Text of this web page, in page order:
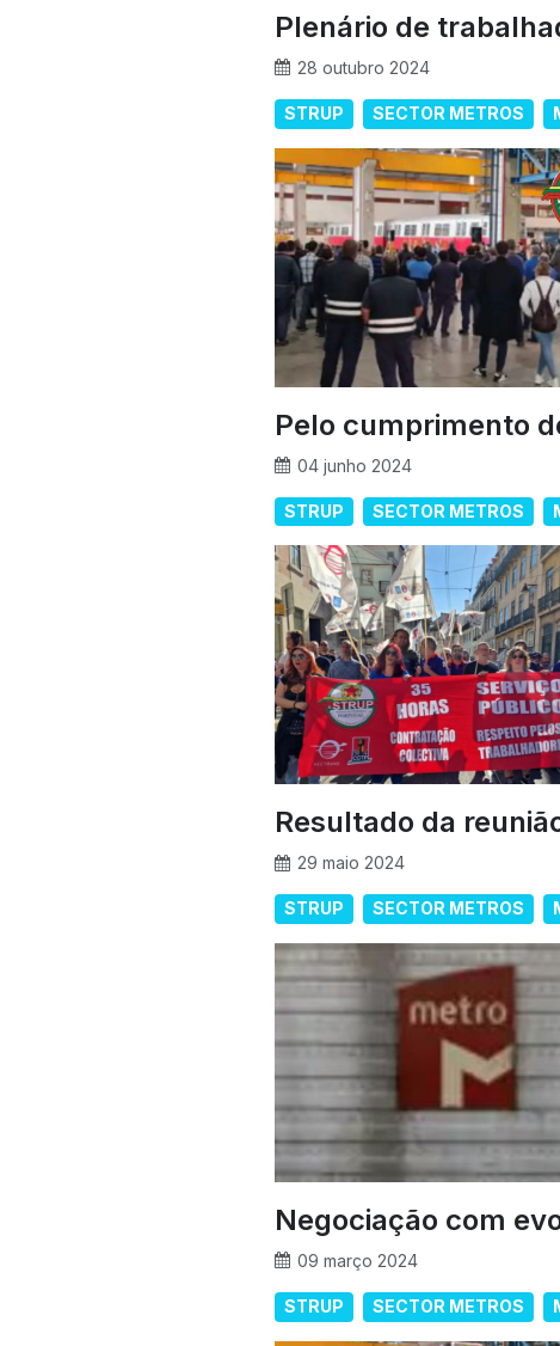
Plenário de
28 outubro 2024
STRUP SECTOR METROS
Pelo cumprimento
04 junho 2024
STRUP SECTOR METROS
Resultado da
29 maio 2024
STRUP SECTOR METROS
Negociação com
09 março 2024
STRUP SECTOR METROS